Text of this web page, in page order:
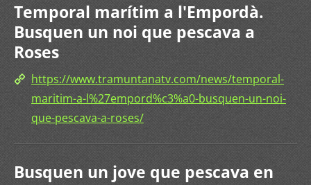
Temporal marítim a l'Empordà.
Busquen un noi que pescava a
Roses
https://www.tramuntanatv.com/news/temporal-
maritim-a-l%27empord%c3%a0-busquen-un-noi-
que-pescava-a-roses/
Busquen un jove que pescava en